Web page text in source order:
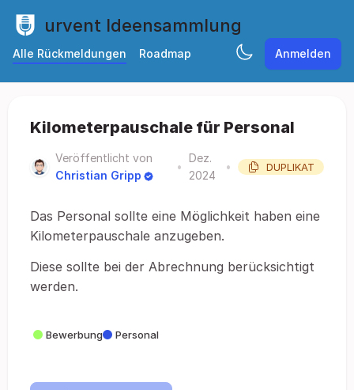
urvent Ideensammlung
Alle Rückmeldungen Roadmap Anmelden
Kilometerpauschale für Personal
Veröffentlicht von
Christian Gripp
•
Dez.
2024
• DUPLIKAT
Das Personal sollte eine Möglichkeit haben eine
Kilometerpauschale anzugeben.
Diese sollte bei der Abrechnung berücksichtigt
werden.
Bewerbung Personal